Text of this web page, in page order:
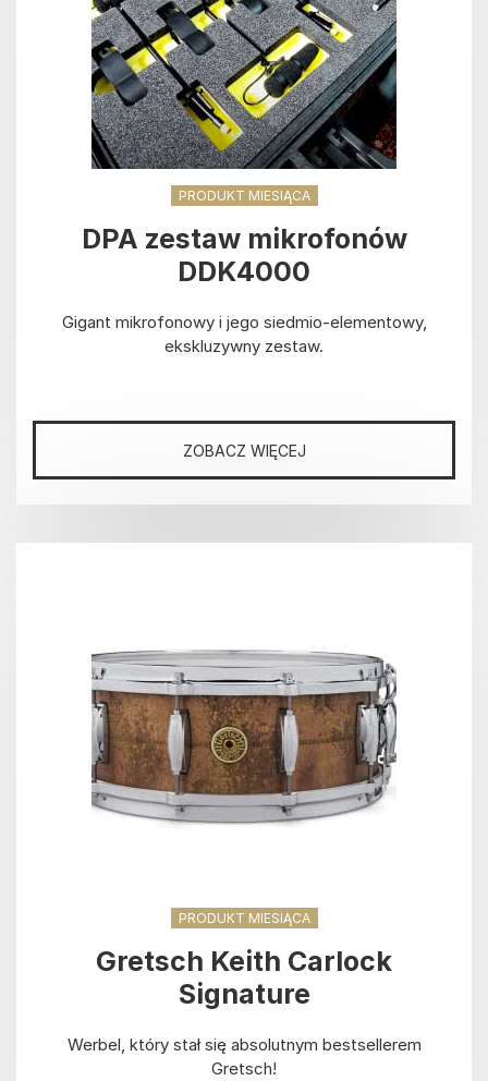
PRODUKT MIESIĄCA
DPA zestaw mikrofonów
DDK4000
Gigant mikrofonowy i jego siedmio-elementowy,
ekskluzywny zestaw.
ZOBACZ WIĘCEJ
PRODUKT MIESIĄCA
Gretsch Keith Carlock
Signature
Werbel, który stał się absolutnym bestsellerem
Gretsch!